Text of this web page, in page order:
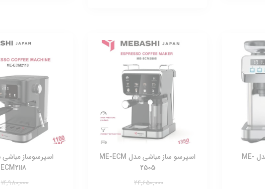
اسپرسوساز مباشی مدل ME-
اسپرسو ساز مباشی مدل ME-ECM
2505
24,650,000
ECM2118
14,980,000